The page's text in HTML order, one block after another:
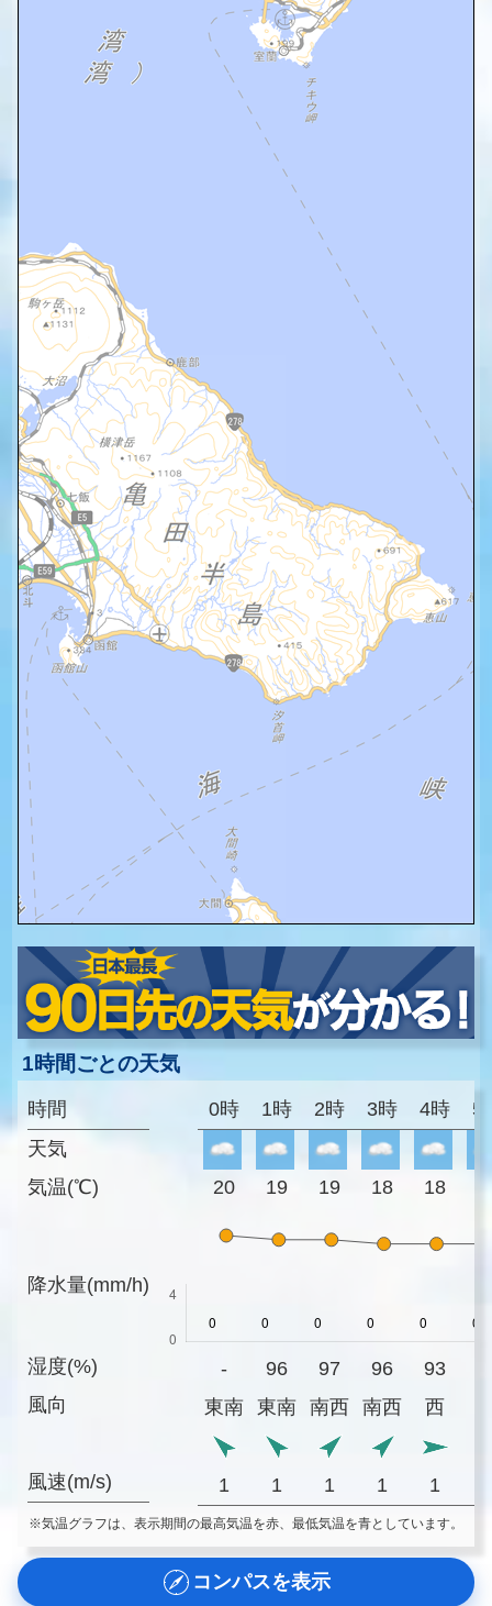
1時間ごとの天気
時間
天気
気温(℃)
降水量(mm/h)
湿度(%)
風向
風速(m/s)
0時 1時 2時 3時 4時 5
20 19 19 18 18
- 96 97 96 93
東南
東南 南西 南西 西
1 1 1 1 1
※気温グラフは、表示期間の最高気温を赤、最低気温を青としています。
コンパスを表示